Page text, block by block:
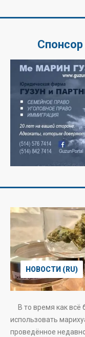
НОВОСТИ (RU)
В то время как всё
использовать
проведённое